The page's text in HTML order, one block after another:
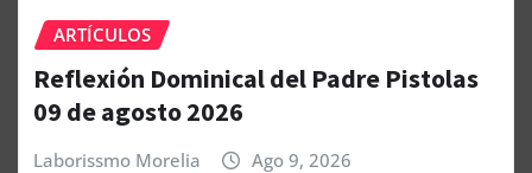
ARTÍCULOS
Reflexión Dominical del Padre Pistolas
09 de agosto 2026
Laborissmo Morelia Ago 9, 2026